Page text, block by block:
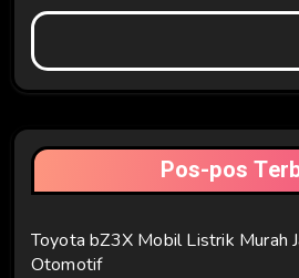
Pos-pos
Toyota bZ3X Mobil Listrik Murah
Otomotif